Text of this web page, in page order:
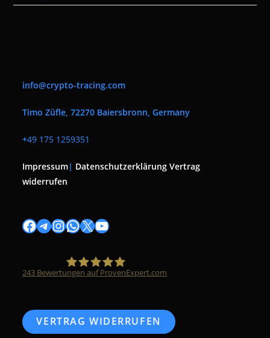
info@crypto-tracing.com
Timo Züfle, 72270 Baiersbronn, Germany
+49 175 1259351
Impressum| Datenschutzerklärung Vertrag
widerrufen
Facebook
Telegram
Instagram
WhatsApp
X YouTube
243 Bewertungen auf ProvenExpert.com
VERTRAG WIDERRUFEN